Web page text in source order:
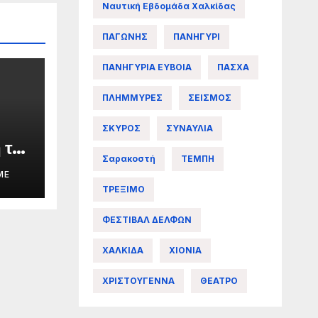
Ναυτική Εβδομάδα Χαλκίδας
ΠΑΓΩΝΗΣ ΠΑΝΗΓΥΡΙ
ΠΑΝΗΓΥΡΙΑ ΕΥΒΟΙΑ ΠΑΣΧΑ
ΠΛΗΜΜΥΡΕΣ ΣΕΙΣΜΟΣ
ΣΚΥΡΟΣ ΣΥΝΑΥΛΙΑ
Σαρακοστή ΤΕΜΠΗ
ΤΡΕΞΙΜΟ
ΦΕΣΤΙΒΑΛ ΔΕΛΦΩΝ
ΧΑΛΚΙΔΑ ΧΙΟΝΙΑ
ΧΡΙΣΤΟΥΓΕΝΝΑ ΘΕΑΤΡΟ